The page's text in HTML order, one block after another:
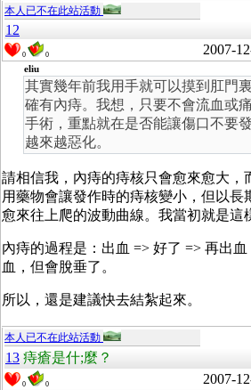
本人已不在此站活動
12
0 0 2007-
eliu
其實幾年前我用手就可以摸到肛門
確有內痔。我想，只要不會流血或
手術，重點就在是否能讓傷口不要
越來越惡化。
請相信我，內痔的痔核只會愈來愈大，
用藥物會讓發作時的痔核變小，但以長
愈來往上爬的波動曲線。我當初就是這
內痔的過程是：出血 => 好了 => 再出血
血，但會脫垂了。
所以，還是建議快去結紮起來。
本人已不在此站活動
13 痔瘡是什;麼？
0 0 2007-